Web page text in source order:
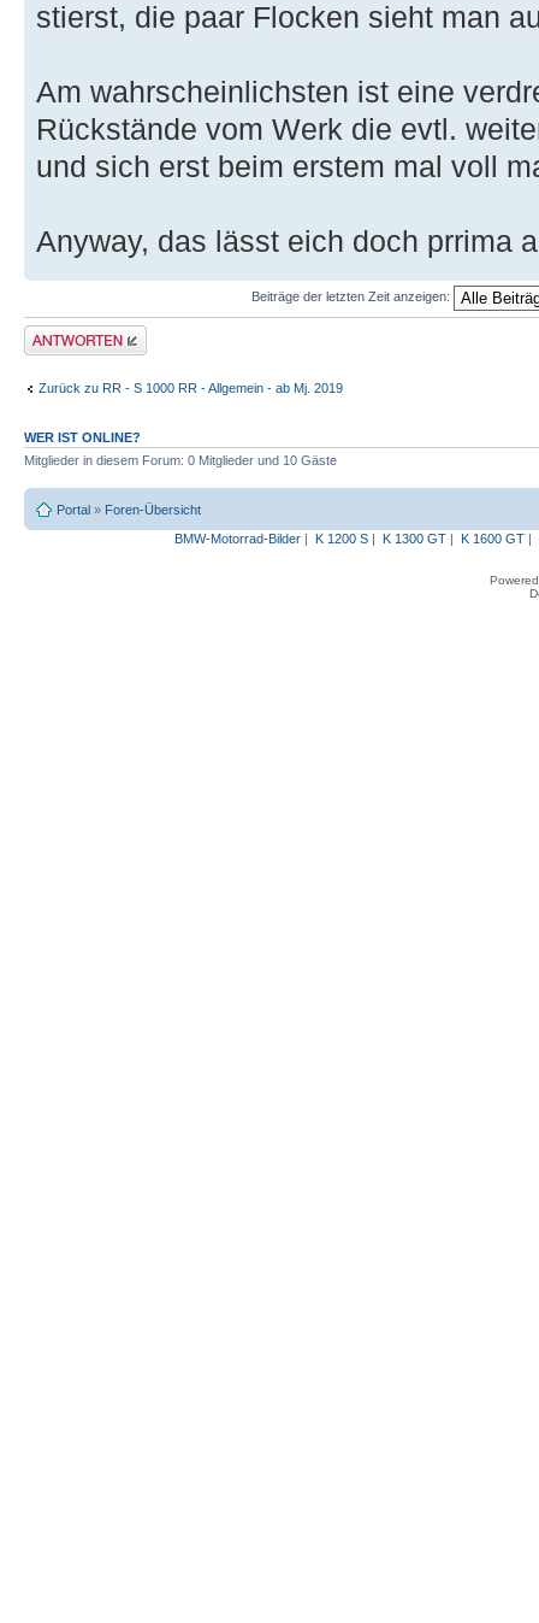
stierst, die paar Flocken sieht man
Am wahrscheinlichsten ist eine
Rückstände vom Werk die evtl.
und sich erst beim erstem mal voll
Anyway, das lässt eich doch prrima
Beiträge der letzten Zeit anzeigen:
Antwort erstellen
Zurück zu RR - S 1000 RR - Allgemein - ab Mj. 2019
WER IST ONLINE?
Mitglieder in diesem Forum: 0 Mitglieder und 10 Gäste
Portal » Foren-Übersicht
BMW-Motorrad-Bilder| K 1200 S| K 1300 GT| K 1600 GT|